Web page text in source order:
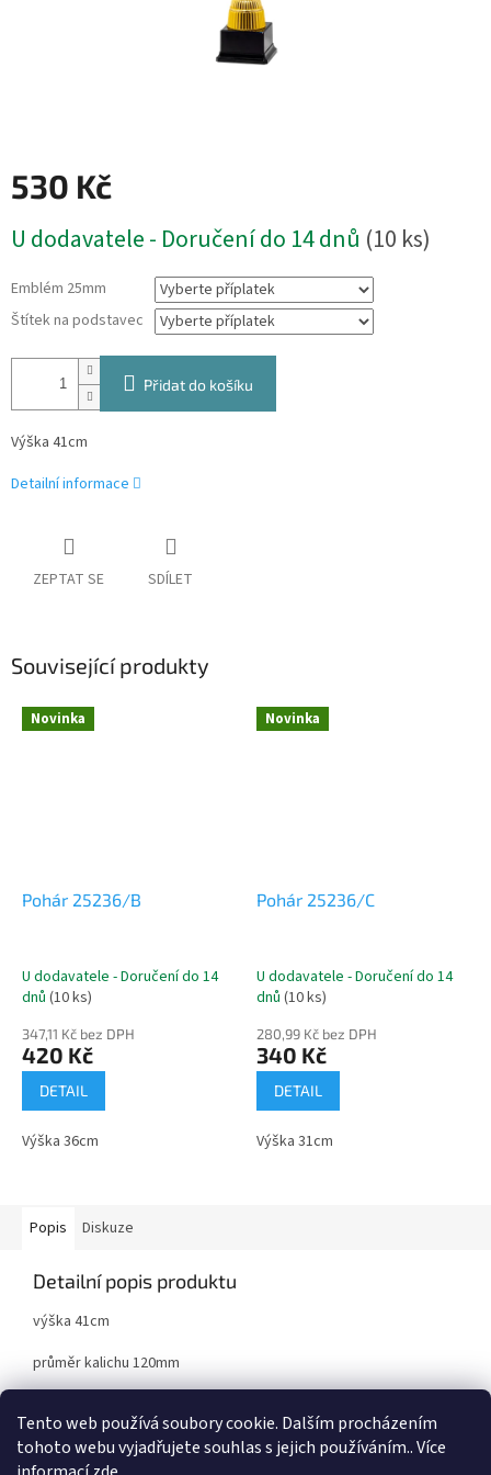
Tento web používá soubory cookie. Dalším procházením
tohoto webu vyjadřujete souhlas s jejich používáním.. Více
530 Kč
cena:
U dodavatele - Doručení do 14 dnů (10 ks)
Emblém 25mm
Štítek na podstavec
Přidat do košíku
Výška 41cm
Detailní informace
ZEPTAT SE SDÍLET
Související produkty
Novinka
Pohár 25236/B
U dodavatele - Doručení do 14
dnů (10 ks)
347,11 Kč bez DPH
420 Kč
DETAIL
Výška 36cm
Novinka
Pohár 25236/C
U dodavatele - Doručení do 14
dnů (10 ks)
280,99 Kč bez DPH
340 Kč
DETAIL
Výška 31cm
Popis Diskuze
Detailní popis produktu
výška 41cm
průměr kalichu 120mm